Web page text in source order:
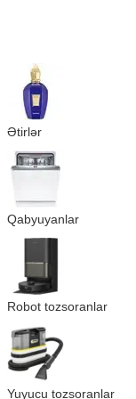
Ətirlər
Qabyuyanlar
Robot tozsoranlar
Yuyucu tozsoranlar